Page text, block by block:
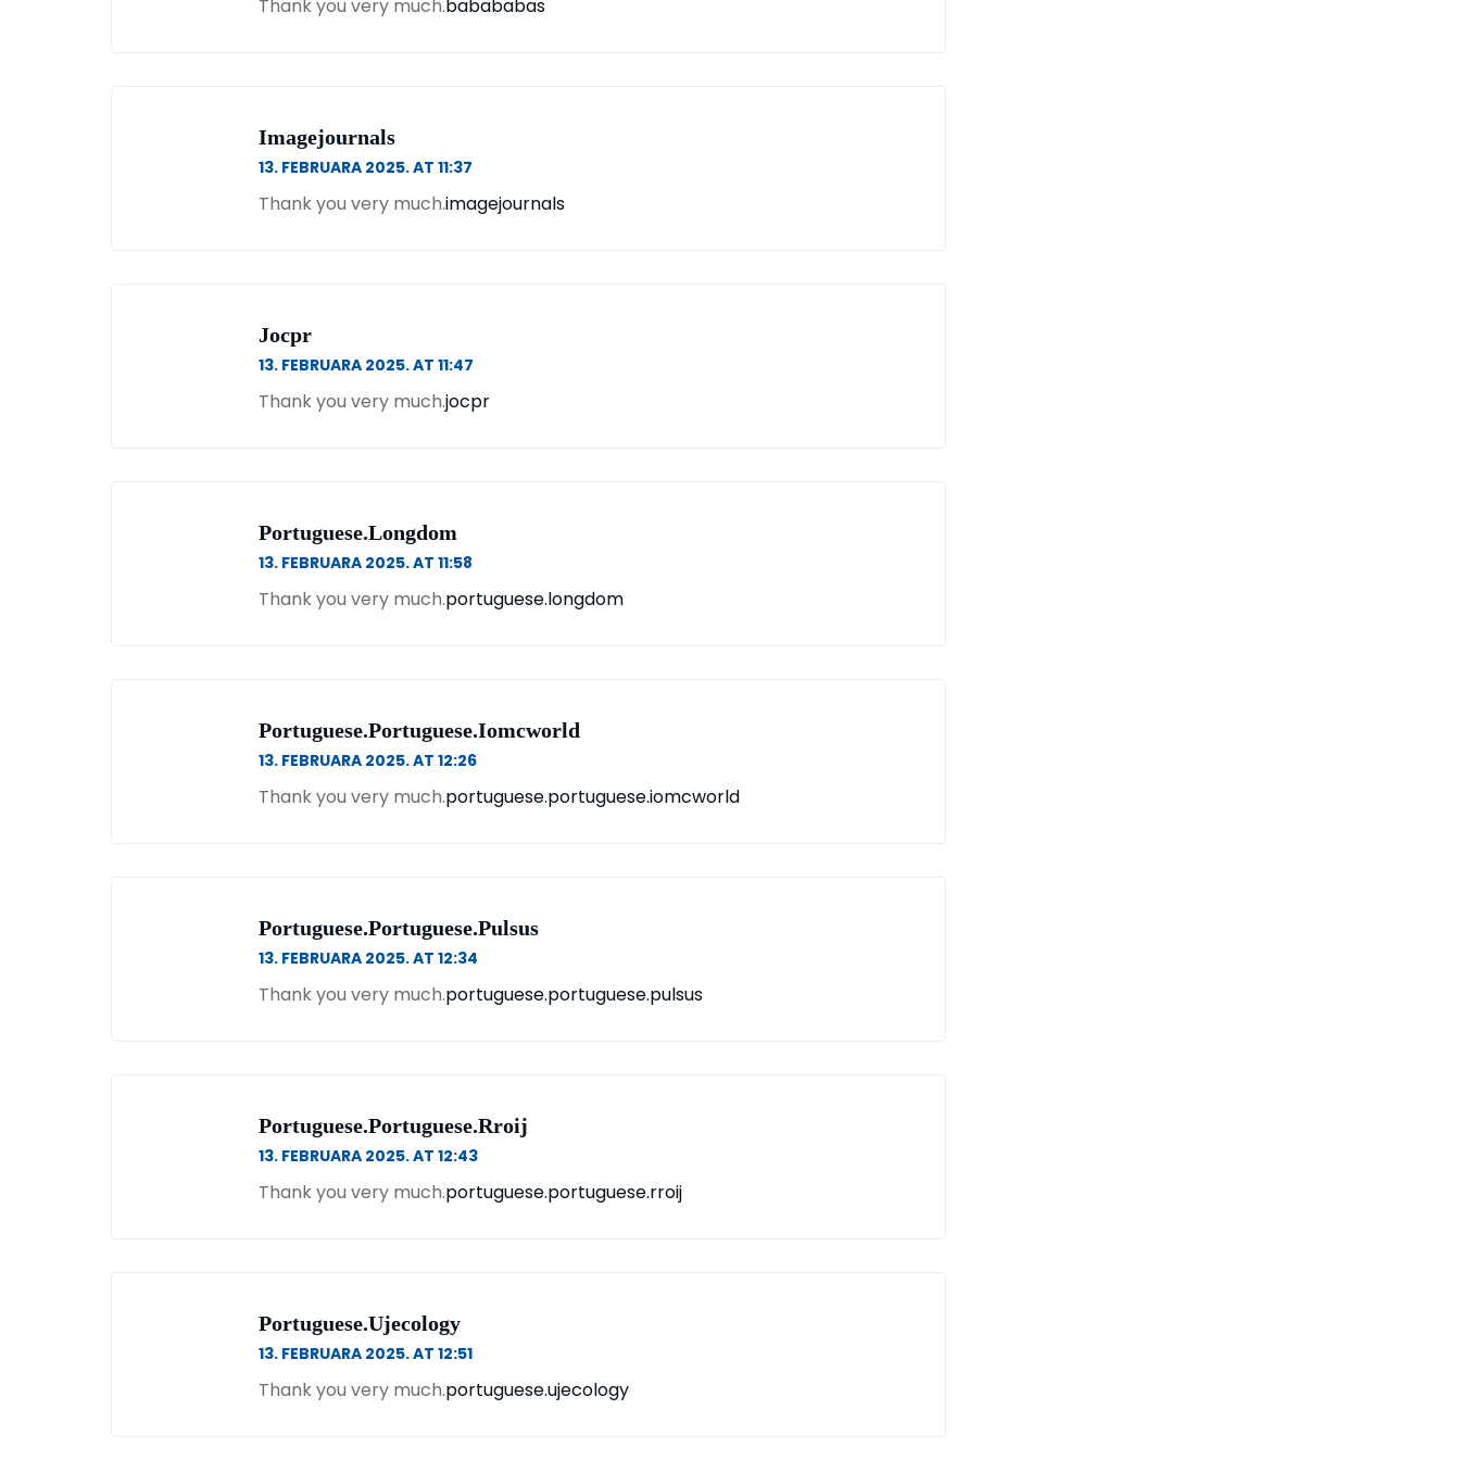
Thank you very much.babababas
Imagejournals
13. FEBRUARA 2025. AT 11:37
Thank you very much.imagejournals
Jocpr
13. FEBRUARA 2025. AT 11:47
Thank you very much.jocpr
Portuguese.longdom
13. FEBRUARA 2025. AT 11:58
Thank you very much.portuguese.longdom
Portuguese.portuguese.iomcworld
13. FEBRUARA 2025. AT 12:26
Thank you very much.portuguese.portuguese.iomcworld
Portuguese.portuguese.pulsus
13. FEBRUARA 2025. AT 12:34
Thank you very much.portuguese.portuguese.pulsus
Portuguese.portuguese.rroij
13. FEBRUARA 2025. AT 12:43
Thank you very much.portuguese.portuguese.rroij
Portuguese.ujecology
13. FEBRUARA 2025. AT 12:51
Thank you very much.portuguese.ujecology